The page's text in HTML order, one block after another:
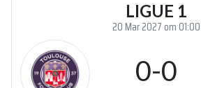
LIGUE 1
20 Mar 2027 om 01:00
0-0